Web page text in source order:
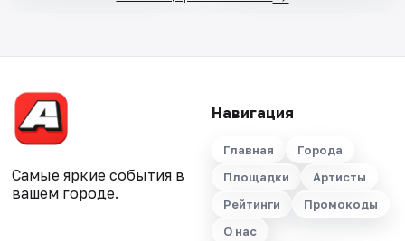
Самые яркие события в
вашем городе.
Навигация
Главная
Города
Площадки
Артисты
Рейтинги
Промокоды
О нас